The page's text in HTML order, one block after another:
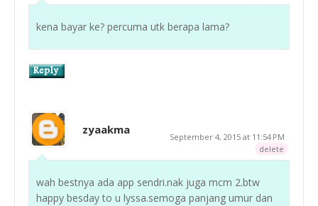
kena bayar ke? percuma utk berapa lama?
zyaakma
September 4, 2015 at 11:54 PM
delete
wah bestnya ada app sendri.nak juga mcm 2.btw
happy besday to u lyssa.semoga panjang umur dan